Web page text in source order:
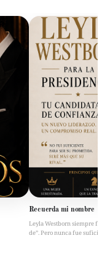
Recuerda mi nombre
Leyla Westborn siempre fue
de”. Pero nunca fue